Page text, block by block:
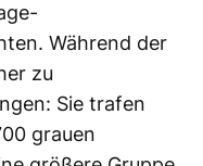
Während der
zu
Sie trafen
grauen